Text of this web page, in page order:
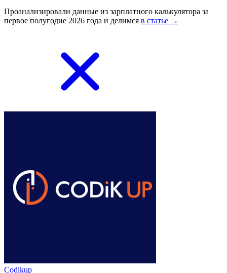
Проанализировали данные из зарплатного калькулятора за
первое полугодие 2026 года и делимся в статье →
Codikup